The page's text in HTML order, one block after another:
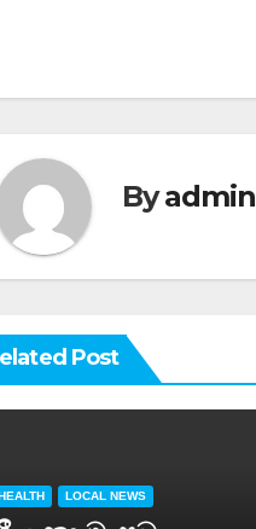
Byadmin
Post
LOCAL NEWS